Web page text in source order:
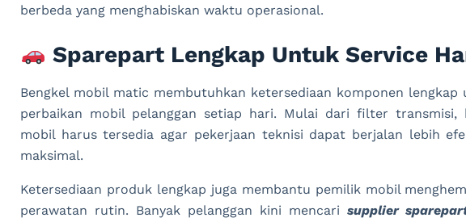
berbeda yang menghabiskan waktu operasional.
Sparepart Lengkap Untuk Service
Bengkel mobil matic membutuhkan ketersediaan komponen
perbaikan mobil pelanggan setiap hari. Mulai dari filter transmisi,
mobil harus tersedia agar pekerjaan teknisi dapat berjalan lebih
maksimal.
Ketersediaan produk lengkap juga membantu pemilik mobil
perawatan rutin. Banyak pelanggan kini mencari supplier